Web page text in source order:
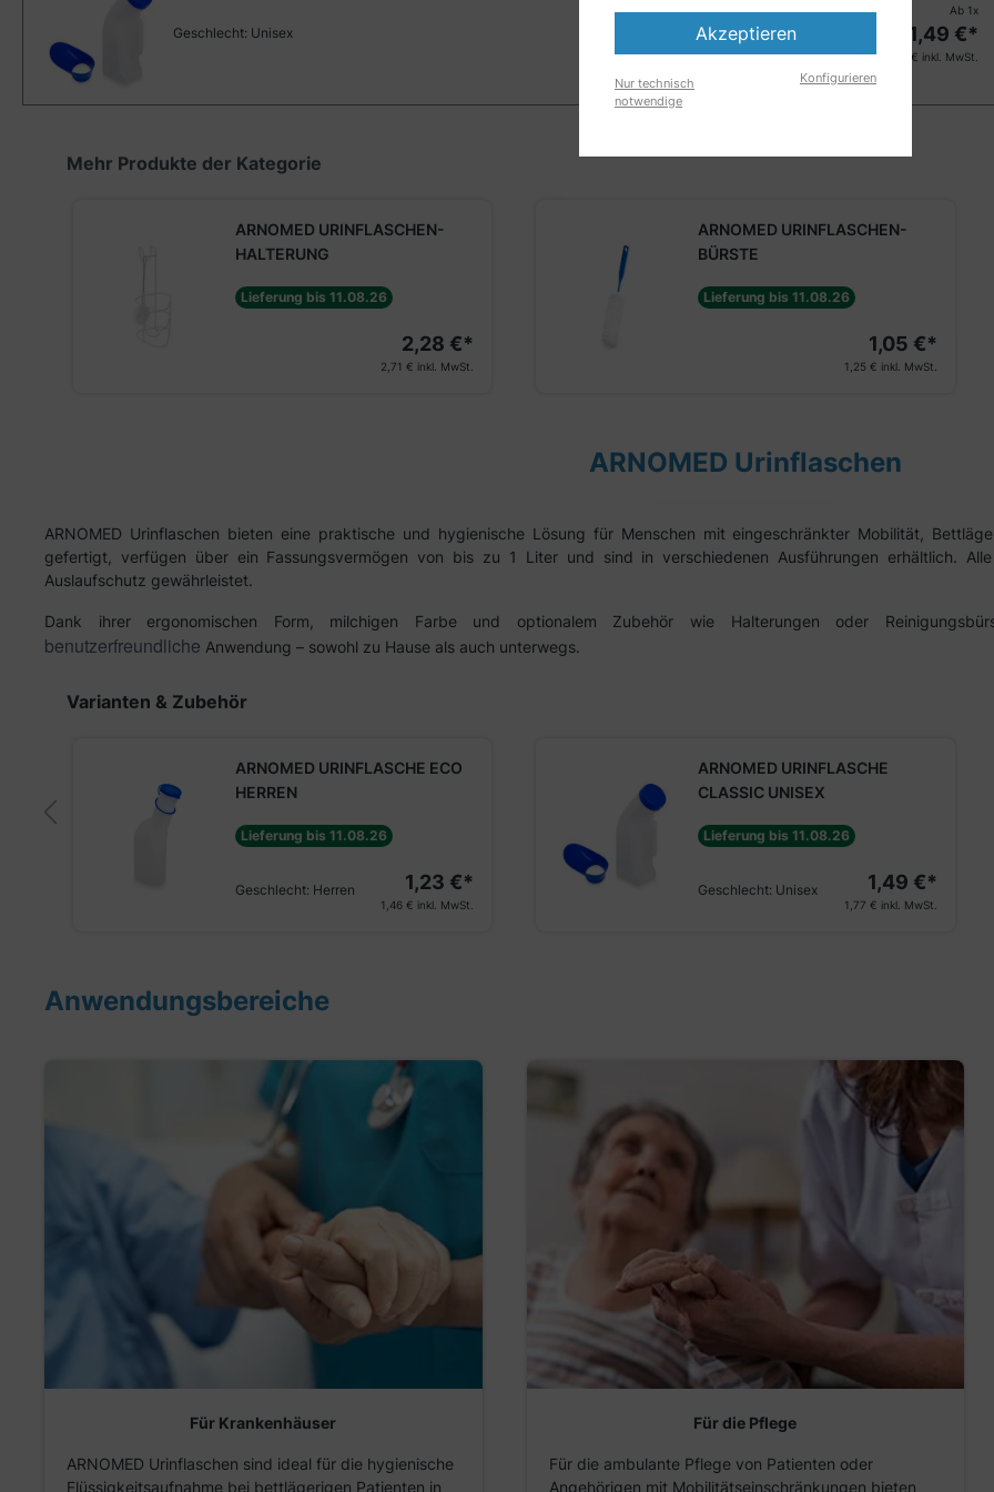
Geschlecht: Unisex
Ab 1 x
1,49 €*
€ inkl. MwSt.
Produktgalerie überspringen
Mehr Produkte der Kategorie
ARNOMED URINFLASCHEN-
HALTERUNG
Lieferung bis 11.08.26
2,28 €*
2,71 € inkl. MwSt.
ARNOMED URINFLASCHEN-
BÜRSTE
Lieferung bis 11.08.26
1,05 €*
1,25 € inkl. MwSt.
ARNOMED Urinflaschen
ARNOMED Urinflaschen bieten eine praktische und hygienische Lösung für Menschen mit eingeschränkter Mobilität,
gefertigt, verfügen über ein Fassungsvermögen von bis zu 1 Liter und sind in verschiedenen Ausführungen erhältlich.
Auslaufschutz gewährleistet.
Dank ihrer ergonomischen Form, milchigen Farbe und optionalem Zubehör wie Halterungen oder
benutzerfreundliche Anwendung – sowohl zu Hause als auch unterwegs.
Produktgalerie überspringen
Varianten & Zubehör
ARNOMED URINFLASCHE ECO
HERREN
Lieferung bis 11.08.26
Geschlecht: Herren 1,23 €*
1,46 € inkl. MwSt.
ARNOMED URINFLASCHE
CLASSIC UNISEX
Lieferung bis 11.08.26
Geschlecht: Unisex 1,49 €*
1,77 € inkl. MwSt.
Anwendungsbereiche
Für Krankenhäuser
ARNOMED Urinflaschen sind ideal für die hygienische
Flüssigkeitsaufnahme bei bettlägerigen Patienten in
Für die Pflege
Für die ambulante Pflege von Patienten oder
Angehörigen mit Mobilitätseinschränkungen bieten
Akzeptieren
Nur technisch
notwendige
Konfigurieren